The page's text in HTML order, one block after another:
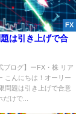
FX
は引き上げで合
ブログ】ーFX・株 リア
こんにちは！オーリー
問題は引き上げで合意
けで...